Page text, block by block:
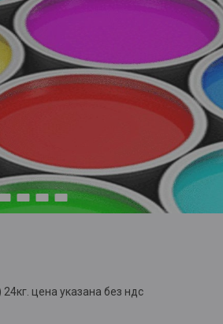
цена указана без ндс